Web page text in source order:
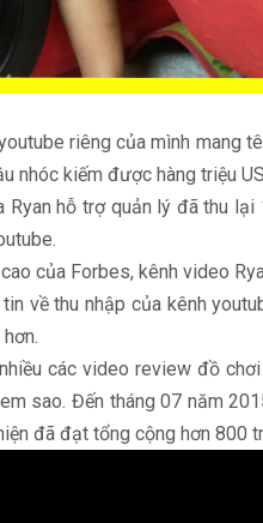
riêng của mình mang
nhóc kiếm được hàng triệu
hỗ trợ quản lý đã thu
của Forbes, kênh video
về thu nhập của kênh
các video review đồ
sao. Đến tháng 07 năm
đã đạt tổng cộng hơn 800